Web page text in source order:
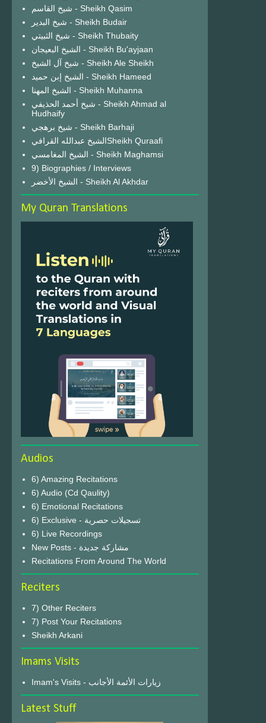
شيخ القاسم - Sheikh Qasim
شيخ البدير - Sheikh Budair
شيخ الثبيتي - Sheikh Thubaity
الشيخ البعيجان - Sheikh Bu'ayjaan
شيخ آل الشيخ - Sheikh Ale Sheikh
الشيخ إبن حميد - Sheikh Hameed
الشيخ المهنا - Sheikh Muhanna
شيخ أحمد الحذيفي - Sheikh Ahmad al
Hudhaify
شيخ برهجي - Sheikh Barhaji
الشيخ عبدالله القرافيSheikh Quraafi
الشيخ المغامسي - Sheikh Maghamsi
9) Biographies / Interviews
الشيخ الأخضر - Sheikh Al Akhdar
My Quran Translations
Audios
6) Amazing Recitations
6) Audio (Cd Qaulity)
6) Emotional Recitations
6) Exclusive - تسجيلات حصرية
6) Live Recordings
New Posts - مشاركة جديدة
Recitations From Around The World
Reciters
7) Other Reciters
7) Post Your Recitations
Sheikh Arkani
Imams Visits
Imam's Visits - زيارات الأئمة الأجانب
Latest Stuff